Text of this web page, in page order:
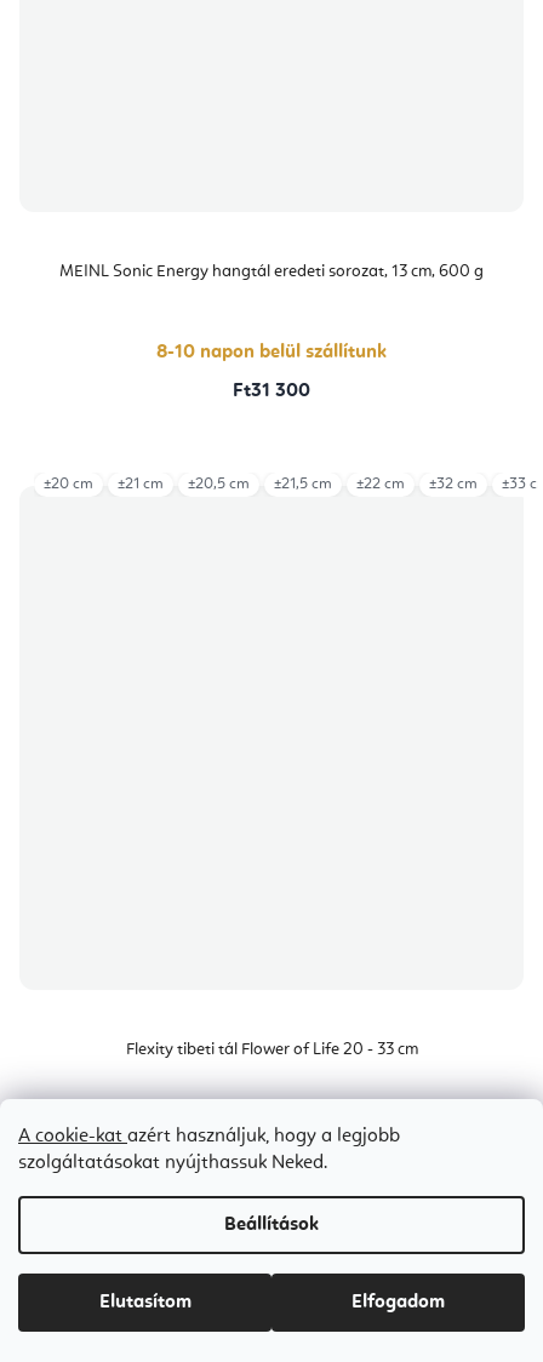
A cookie-kat azért használjuk, hogy a legjobb
szolgáltatásokat nyújthassuk Neked.
Beállítások
Elutasítom Elfogadom
MEINL Sonic Energy hangtál eredeti sorozat, 13 cm, 600 g
8-10 napon belül szállítunk
Ft31 300
Flexity tibeti tál Flower of Life 20 - 33 cm
7-10 napon belül szállítunk
Ft46 500-tól
±20 cm ±21 cm ±20,5 cm ±21,5 cm ±22 cm ±32 cm ±33
Bestseller